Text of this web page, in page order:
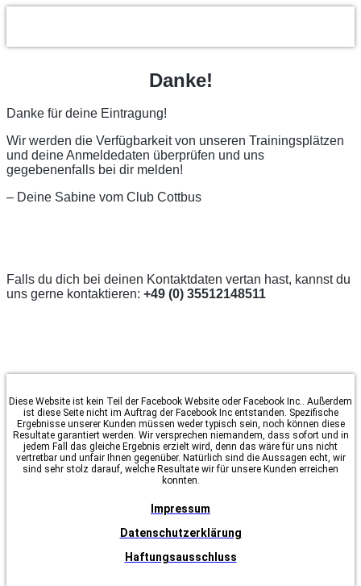
Danke!
Danke für deine Eintragung!
Wir werden die Verfügbarkeit von unseren Trainingsplätzen
und deine Anmeldedaten überprüfen und uns
gegebenenfalls bei dir melden!
– Deine Sabine vom Club Cottbus
Falls du dich bei deinen Kontaktdaten vertan hast, kannst du
uns gerne kontaktieren: +49 (0) 35512148511
Diese Website ist kein Teil der Facebook Website oder Facebook Inc.. Außerdem
ist diese Seite nicht im Auftrag der Facebook Inc entstanden. Spezifische
Ergebnisse unserer Kunden müssen weder typisch sein, noch können diese
Resultate garantiert werden. Wir versprechen niemandem, dass sofort und in
jedem Fall das gleiche Ergebnis erzielt wird, denn das wäre für uns nicht
vertretbar und unfair Ihnen gegenüber. Natürlich sind die Aussagen echt, wir
sind sehr stolz darauf, welche Resultate wir für unsere Kunden erreichen
konnten.
Impressum
Datenschutzerklärung
Haftungsausschluss